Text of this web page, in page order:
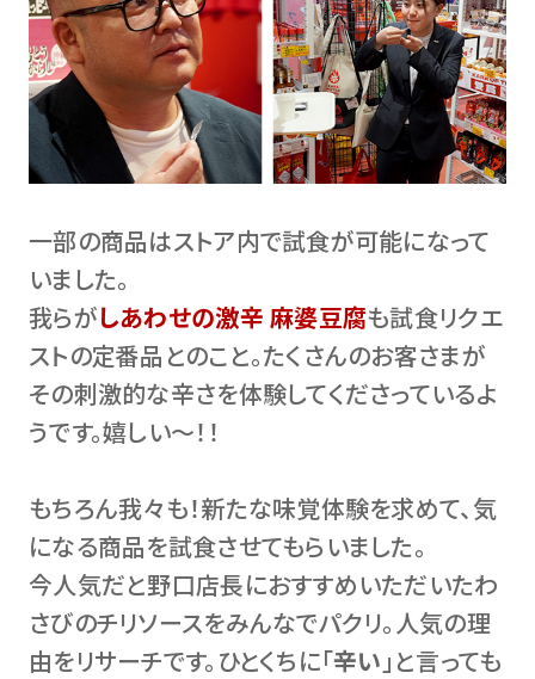
一部の商品はストア内で試食が可能になって
いました。
我らがしあわせの激辛 麻婆豆腐も試食リクエ
ストの定番品とのこと。たくさんのお客さまが
その刺激的な辛さを体験してくださっているよ
うです。嬉しい～！！
もちろん我々も！新たな味覚体験を求めて、気
になる商品を試食させてもらいました。
今人気だと野口店長におすすめいただいたわ
さびのチリソースをみんなでパクリ。人気の理
由をリサーチです。ひとくちに「辛い 」と言っても